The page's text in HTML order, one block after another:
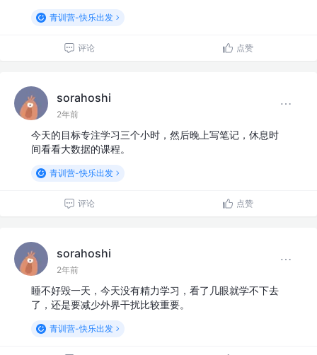
青训营-快乐出发
评论 点赞
sorahoshi
2年前
今天的目标专注学习三个小时，然后晚上写笔记，休息时
间看看大数据的课程。
青训营-快乐出发
评论 点赞
sorahoshi
2年前
睡不好毁一天，今天没有精力学习，看了几眼就学不下去
了，还是要减少外界干扰比较重要。
青训营-快乐出发